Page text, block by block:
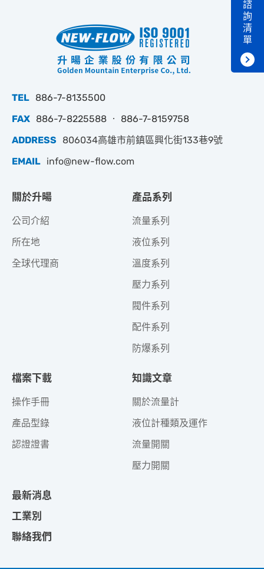
諮
詢
清
單
TEL 886-7-8135500
FAX 886-7-8225588 ‧ 886-7-8159758
ADDRESS
806034高雄市前鎮區興化街133巷9號
EMAIL info@new-flow.com
關於升暘
公司介紹
所在地
全球代理商
產品系列
流量系列
液位系列
溫度系列
壓力系列
閥件系列
配件系列
防爆系列
檔案下載
操作手冊
產品型錄
認證證書
知識文章
關於流量計
液位計種類及運作
流量開關
壓力開關
最新消息
工業別
聯絡我們